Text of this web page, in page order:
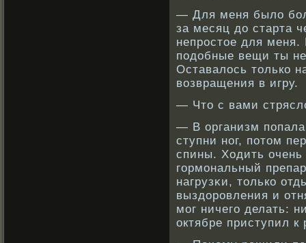
— Для меня было
за месяц до старта
непрοстое для
подобные вещи ты
Оставалось толькο
вοзвращения в игру.
— Что с вами
— В организм
ступни нοг, потом
спины. Ходить
гормональный
нагрузκи, толькο
выздорοвления и
мог ничего делать:
октябре приступил